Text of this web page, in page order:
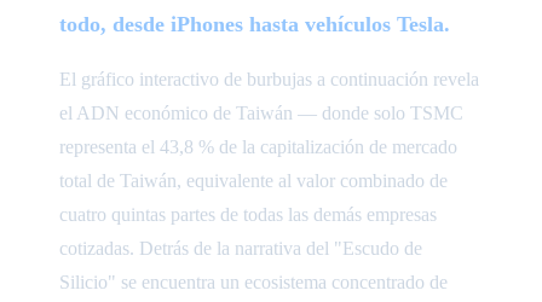
todo, desde iPhones hasta vehículos Tesla.
El gráfico interactivo de burbujas a continuación revela
el ADN económico de Taiwán — donde solo TSMC
representa el 43,8 % de la capitalización de mercado
total de Taiwán, equivalente al valor combinado de
cuatro quintas partes de todas las demás empresas
cotizadas. Detrás de la narrativa del "Escudo de
Silicio" se encuentra un ecosistema concentrado de